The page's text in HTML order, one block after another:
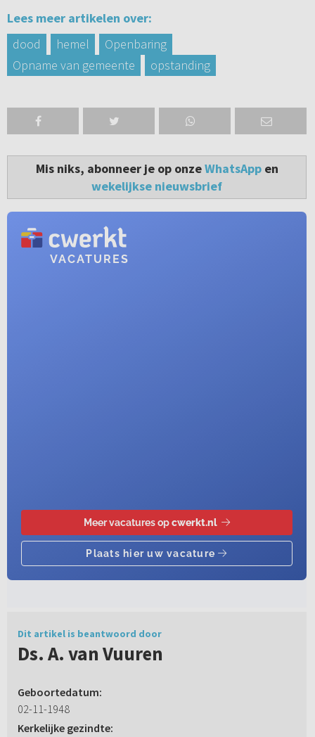
Lees meer artikelen over:
dood
hemel
Openbaring
Opname van gemeente
opstanding
Mis niks, abonneer je op onzeWhatsAppen
wekelijkse nieuwsbrief
Dit artikel is beantwoord door
Ds. A. van Vuuren
Geboortedatum:
02-11-1948
Kerkelijke gezindte: